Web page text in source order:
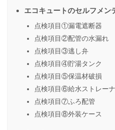
エコキュートのセルフメン
点検項目①漏電遮断器
点検項目②配管の水漏れ
点検項目③逃し弁
点検項目④貯湯タンク
点検項目⑤保温材破損
点検項目⑥給水ストレーナ
点検項目⑦ふろ配管
点検項目⑧外装ケース